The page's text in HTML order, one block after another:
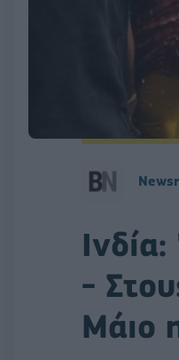
-
Μάιο